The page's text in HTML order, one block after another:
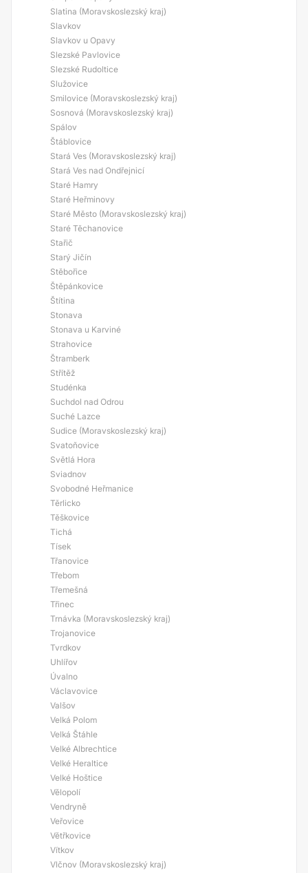
Slatina (Moravskoslezský kraj)
Slavkov
Slavkov u Opavy
Slezské Pavlovice
Slezské Rudoltice
Služovice
Smilovice (Moravskoslezský kraj)
Sosnová (Moravskoslezský kraj)
Spálov
Štáblovice
Stará Ves (Moravskoslezský kraj)
Stará Ves nad Ondřejnicí
Staré Hamry
Staré Heřminovy
Staré Město (Moravskoslezský kraj)
Staré Těchanovice
Stařič
Starý Jičín
Stěbořice
Štěpánkovice
Štítina
Stonava
Stonava u Karviné
Strahovice
Štramberk
Střítěž
Studénka
Suchdol nad Odrou
Suché Lazce
Sudice (Moravskoslezský kraj)
Svatoňovice
Světlá Hora
Sviadnov
Svobodné Heřmanice
Těrlicko
Těškovice
Tichá
Tísek
Třanovice
Třebom
Třemešná
Třinec
Trnávka (Moravskoslezský kraj)
Trojanovice
Tvrdkov
Uhlířov
Úvalno
Václavovice
Valšov
Velká Polom
Velká Štáhle
Velké Albrechtice
Velké Heraltice
Velké Hoštice
Vělopolí
Vendryně
Veřovice
Větřkovice
Vítkov
Vlčnov (Moravskoslezský kraj)